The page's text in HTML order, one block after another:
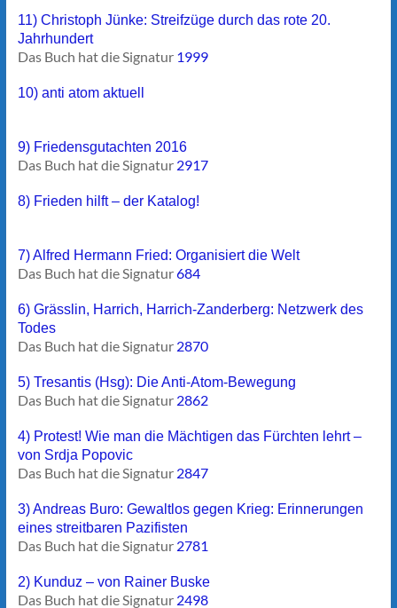
11) Christoph Jünke: Streifzüge durch das rote 20.
Jahrhundert
Das Buch hat die Signatur 1999
10) anti atom aktuell
9) Friedensgutachten 2016
Das Buch hat die Signatur 2917
8) Frieden hilft – der Katalog!
7) Alfred Hermann Fried: Organisiert die Welt
Das Buch hat die Signatur684
6) Grässlin, Harrich, Harrich-Zanderberg: Netzwerk des
Todes
Das Buch hat die Signatur 2870
5) Tresantis (Hsg): Die Anti-Atom-Bewegung
Das Buch hat die Signatur 2862
4) Protest! Wie man die Mächtigen das Fürchten lehrt –
von Srdja Popovic
Das Buch hat die Signatur 2847
3) Andreas Buro: Gewaltlos gegen Krieg: Erinnerungen
eines streitbaren Pazifisten
Das Buch hat die Signatur 2781
2) Kunduz – von Rainer Buske
Das Buch hat die Signatur 2498